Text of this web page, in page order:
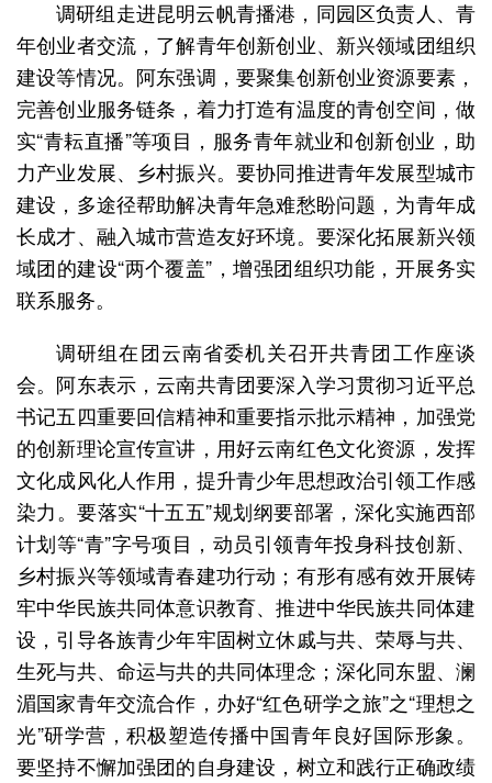
调研组走进昆明云帆青播港，同园区负责人、青
年创业者交流，了解青年创新创业、新兴领域团组织
建设等情况。阿东强调，要聚集创新创业资源要素，
完善创业服务链条，着力打造有温度的青创空间，做
实“青耘直播”等项目，服务青年就业和创新创业，助
力产业发展、乡村振兴。要协同推进青年发展型城市
建设，多途径帮助解决青年急难愁盼问题，为青年成
长成才、融入城市营造友好环境。要深化拓展新兴领
域团的建设“两个覆盖”，增强团组织功能，开展务实
联系服务。
调研组在团云南省委机关召开共青团工作座谈
会。阿东表示，云南共青团要深入学习贯彻习近平总
书记五四重要回信精神和重要指示批示精神，加强党
的创新理论宣传宣讲，用好云南红色文化资源，发挥
文化成风化人作用，提升青少年思想政治引领工作感
染力。要落实“十五五”规划纲要部署，深化实施西部
计划等“青”字号项目，动员引领青年投身科技创新、
乡村振兴等领域青春建功行动；有形有感有效开展铸
牢中华民族共同体意识教育、推进中华民族共同体建
设，引导各族青少年牢固树立休戚与共、荣辱与共、
生死与共、命运与共的共同体理念；深化同东盟、澜
湄国家青年交流合作，办好“红色研学之旅”之“理想之
光”研学营，积极塑造传播中国青年良好国际形象。
要坚持不懈加强团的自身建设，树立和践行正确政绩